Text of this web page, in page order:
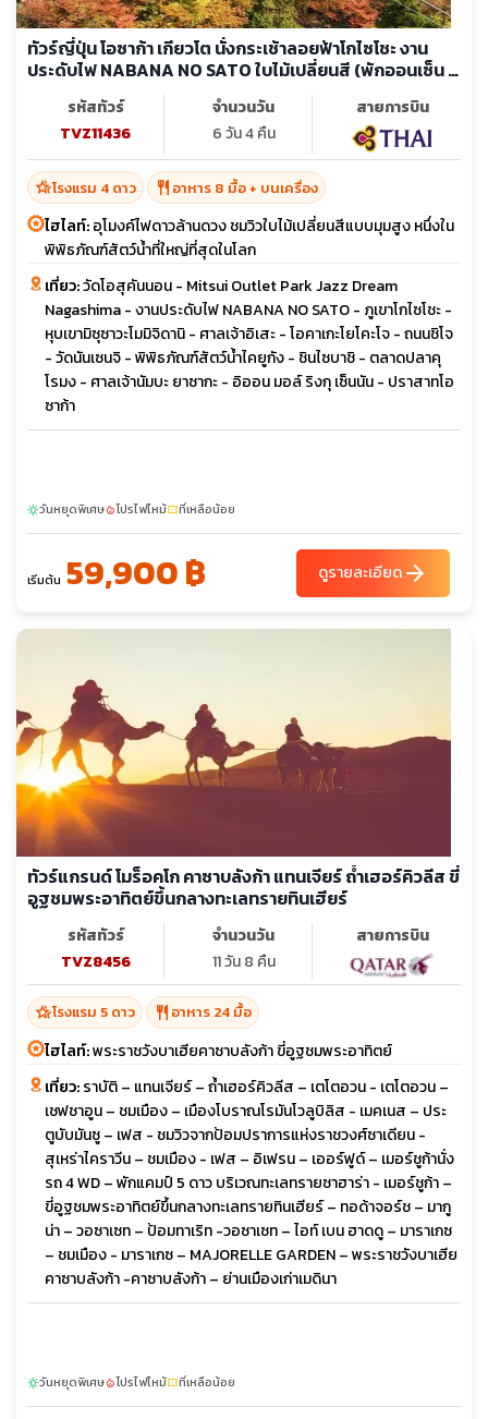
ทัวร์ญี่ปุ่น โอซาก้า เกียวโต นั่งกระเช้าลอยฟ้าโกไซโชะ งาน
ประดับไฟ NABANA NO SATO ใบไม้เปลี่ยนสี (พักออนเซ็น 2
รหัสทัวร์
TVZ11436
จำนวนวัน
6 วัน 4 คืน
สายการบิน
hotel_classโรงแรม 4 ดาว restaurant อาหาร 8 มื้อ + บนเครื่อง
ไฮไลท์:อุโมงค์ไฟดาวล้านดวง ชมวิวใบไม้เปลี่ยนสีแบบมุมสูง หนึ่งใน
พิพิธภัณฑ์สัตว์น้ำที่ใหญ่ที่สุดในโลก
เที่ยว:วัดโอสุคันนอน - Mitsui Outlet Park Jazz Dream
Nagashima - งานประดับไฟ NABANA NO SATO - ภูเขาโกไซโชะ -
หุบเขามิซุซาวะโมมิจิดานิ - ศาลเจ้าอิเสะ - โอคาเกะโยโคะโจ - ถนนชิโจ
- วัดนันเซนจิ - พิพิธภัณฑ์สัตว์น้ำไคยูกัง - ชินไซบาชิ - ตลาดปลาคุ
โรมง - ศาลเจ้านัมบะ ยาซากะ - อิออน มอล์ ริงกุ เซ็นนัน - ปราสาทโอ
ซาก้า
sunnyวันหยุดพิเศษlocal_fire_departmentโปรไฟไหม้confirmation_numberที่เหลือน้อย
เริ่มต้น 59,900 ฿ ดูรายละเอียดarrow_forward
ทัวร์แกรนด์ โมร็อคโก คาซาบลังก้า แทนเจียร์ ถ้ำเฮอร์คิวลีส ขี่
อูฐชมพระอาทิตย์ขึ้นกลางทะเลทรายทินเฮียร์
รหัสทัวร์
TVZ8456
จำนวนวัน
11 วัน 8 คืน
สายการบิน
hotel_classโรงแรม 5 ดาว restaurant อาหาร 24 มื้อ
ไฮไลท์:พระราชวังบาเฮียคาซาบลังก้า ขี่อูฐชมพระอาทิตย์
เที่ยว:ราบัติ – แทนเจียร์ – ถ้ำเฮอร์คิวลีส – เตโตอวน - เตโตอวน –
เชฟชาอูน – ชมเมือง – เมืองโบราณโรมันโวลูบิลิส - เมคเนส – ประ
ตูบับมันซู – เฟส - ชมวิวจากป้อมปราการแห่งราชวงศ์ซาเดียน -
สุเหร่าไคราวีน – ชมเมือง - เฟส – อิเฟรน – เออร์ฟูด์ – เมอร์ชูก้านั่ง
รถ 4 WD – พักแคมป์ 5 ดาว บริเวณทะเลทรายซาฮาร่า - เมอร์ชูก้า –
ขี่อูฐชมพระอาทิตย์ขึ้นกลางทะเลทรายทินเฮียร์ – ทอด้าจอร์ช – มากู
น่า – วอซาเซท – ป้อมทาเริท -วอซาเซท – ไอท์ เบน ฮาดดู – มาราเกซ
– ชมเมือง - มาราเกซ – MAJORELLE GARDEN – พระราชวังบาเฮีย
คาซาบลังก้า -คาซาบลังก้า – ย่านเมืองเก่าเมดินา
sunnyวันหยุดพิเศษlocal_fire_departmentโปรไฟไหม้confirmation_numberที่เหลือน้อย